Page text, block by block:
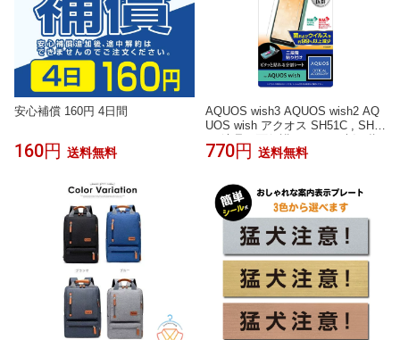
安心補償 160円 4日間
160円 送料無料
AQUOS wish3 AQUOS wish2 AQ
UOS wish アクオス SH51C , SHG
紋防止 抗菌 抗ウイルス 保護 フィ
770円 送料無料